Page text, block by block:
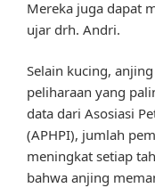
Mereka juga dapat
ujar drh. Andri.
Selain kucing,
peliharaan yang
data dari Asosiasi
(APHPI), jumlah
meningkat setiap
bahwa anjing